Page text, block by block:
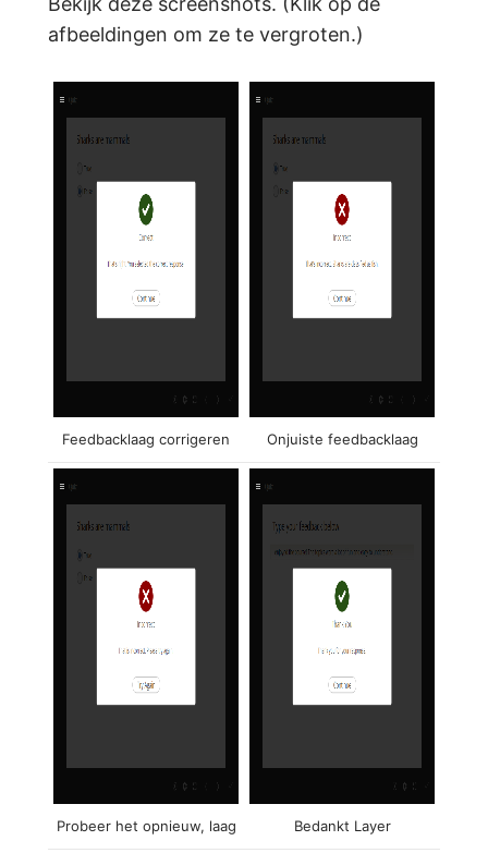
afbeeldingen om ze te vergroten.)
Feedbacklaag corrigeren Onjuiste feedbacklaag
Probeer het opnieuw, laag Bedankt Layer